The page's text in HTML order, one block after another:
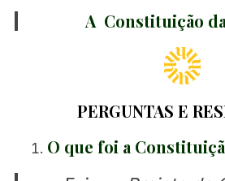
A Constituição
PERGUNTAS E
O que foi a